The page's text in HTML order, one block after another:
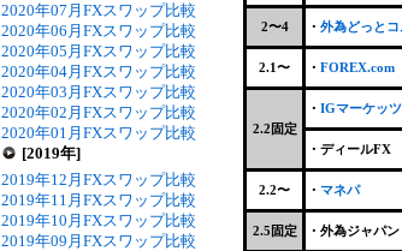
2020年07月FXスワップ比較
2020年06月FXスワップ比較
2020年05月FXスワップ比較
2020年04月FXスワップ比較
2020年03月FXスワップ比較
2020年02月FXスワップ比較
2020年01月FXスワップ比較
[2019年]
2019年12月FXスワップ比較
2019年11月FXスワップ比較
2019年10月FXスワップ比較
2019年09月FXスワップ比較
2〜4 ・ 外為どっとコ
2.1〜 ・ FOREX.com
2.2固定
・ IGマーケッツ
・ディールFX
2.2〜 ・ マネパ
2.5固定 ・外為ジャパン